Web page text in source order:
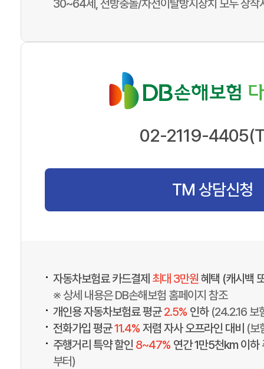
30~64세, 전방충돌/차선이탈방지장치 모두 장착
02-2119-
TM 상담신청
• 자동차보험료 카드결제 최대 3만원 혜택 (캐시백
※ 상세 내용은 DB손해보험 홈페이지 참조
• 개인용 자동차보험료 평균2.5% 인하 (24.2.16 보
• 전화가입 평균11.4% 저렴 자사 오프라인 대비 (보
• 주행거리 특약 할인 8~47% 연간 1만5천km 이하
부터)